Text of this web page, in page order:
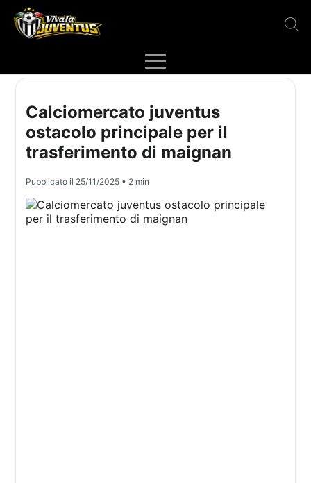
Calciomercato juventus
ostacolo principale per il
trasferimento di maignan
Pubblicato il 25/11/2025 • 2 min